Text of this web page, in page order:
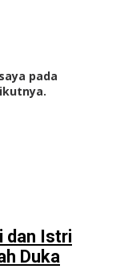
pada
dan Istri
Duka